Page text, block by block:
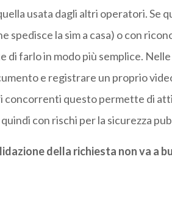
usata dagli altri operatori. Se
spedisce la sim a casa) o con
di farlo in modo più semplice.
e registrare un proprio
concorrenti questo permette di
con rischi per la sicurezza
della richiesta non va a